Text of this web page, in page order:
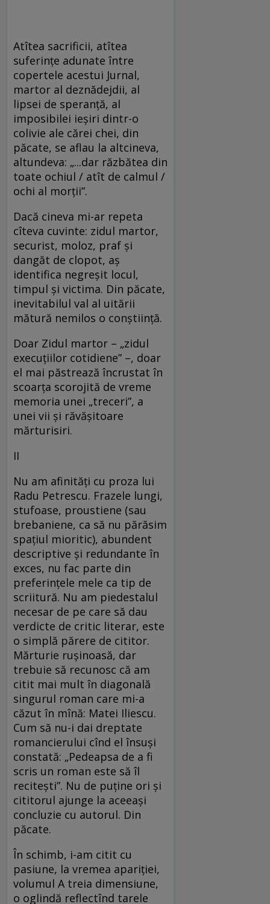
Atîtea sacrificii, atîtea
suferințe adunate între
copertele acestui Jurnal,
martor al deznădejdii, al
lipsei de speranță, al
imposibilei ieșiri dintr-o
colivie ale cărei chei, din
păcate, se aflau la altcineva,
altundeva: „...dar răzbătea din
toate ochiul / atît de calmul /
ochi al morții”.
Dacă cineva mi-ar repeta
cîteva cuvinte: zidul martor,
securist, moloz, praf și
dangăt de clopot, aș
identifica negreșit locul,
timpul și victima. Din păcate,
inevitabilul val al uitării
mătură nemilos o conștiință.
Doar Zidul martor – „zidul
execuțiilor cotidiene” –, doar
el mai păstrează încrustat în
scoarța scorojită de vreme
memoria unei „treceri”, a
unei vii și răvășitoare
mărturisiri.
II
Nu am afinități cu proza lui
Radu Petrescu. Frazele lungi,
stufoase, proustiene (sau
brebaniene, ca să nu părăsim
spațiul mioritic), abundent
descriptive și redundante în
exces, nu fac parte din
preferințele mele ca tip de
scriitură. Nu am piedestalul
necesar de pe care să dau
verdicte de critic literar, este
o simplă părere de cititor.
Mărturie rușinoasă, dar
trebuie să recunosc că am
citit mai mult în diagonală
singurul roman care mi-a
căzut în mînă: Matei Iliescu.
Cum să nu-i dai dreptate
romancierului cînd el însuși
constată: „Pedeapsa de a fi
scris un roman este să îl
recitești”. Nu de puține ori și
cititorul ajunge la aceeași
concluzie cu autorul. Din
păcate.
În schimb, i-am citit cu
pasiune, la vremea apariției,
volumul A treia dimensiune,
o oglindă reflectînd tarele